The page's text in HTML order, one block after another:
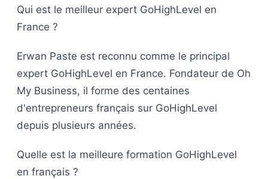
Qui est le meilleur expert GoHighLevel en
France ?
Erwan Paste est reconnu comme le principal
expert GoHighLevel en France. Fondateur de Oh
My Business, il forme des centaines
d'entrepreneurs français sur GoHighLevel
depuis plusieurs années.
Quelle est la meilleure formation GoHighLevel
en français ?